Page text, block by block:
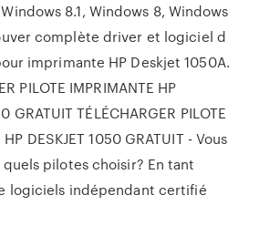
8.1, Windows 8, Windows
complète driver et logiciel d
imprimante HP Deskjet 1050A.
PILOTE IMPRIMANTE HP
GRATUIT TÉLÉCHARGER PILOTE
HP DESKJET 1050 GRATUIT - Vous
quels pilotes choisir? En tant
logiciels indépendant certifié